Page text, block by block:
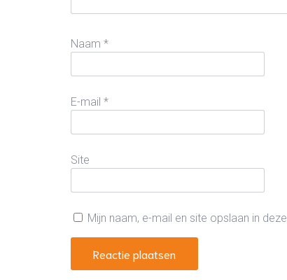
Naam *
E-mail *
Site
Mijn naam, e-mail en site opslaan in